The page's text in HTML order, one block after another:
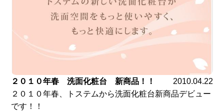
２０１０年春 洗面化粧台 新商品！！
2010.04.22
２０１０年春、トステムから洗面化粧台新商品デビュー
です！！